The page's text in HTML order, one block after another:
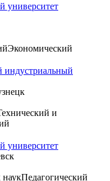
университет
Экономический
индустриальный
и
университет
наукПедагогический